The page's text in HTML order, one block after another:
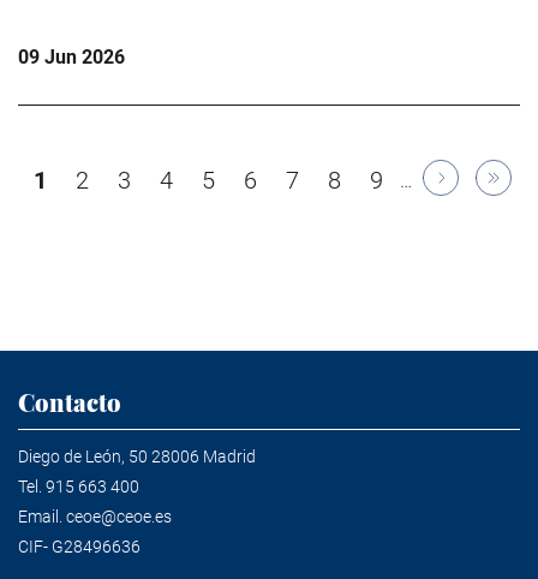
09 Jun 2026
Paginación
Página
1 Página
2 Página
3 Página
4 Página
5 Página
6 Página
7 Página
8 Página
9 …
Contacto
Diego de León, 50 28006 Madrid
Tel. 915 663 400
Email. ceoe@ceoe.es
CIF- G28496636